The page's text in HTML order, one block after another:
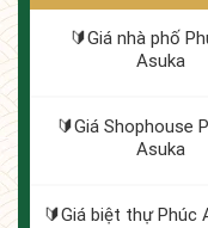
🔰️Giá nhà phố
Asuka
🔰️Giá Shophouse
Asuka
🔰️Giá biệt thự Phúc